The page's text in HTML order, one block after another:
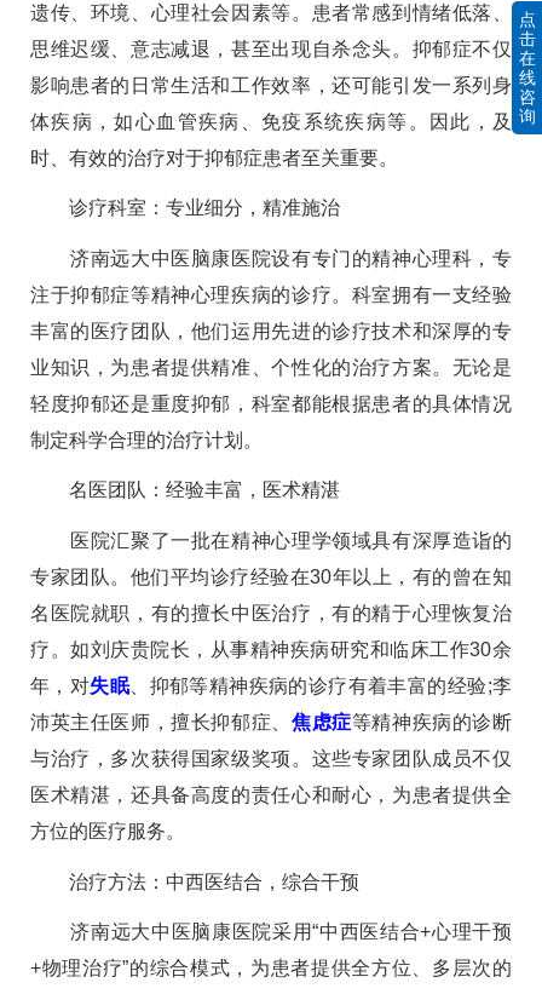
遗传、环境、心理社会因素等。患者常感到情绪低落、
思维迟缓、意志减退，甚至出现自杀念头。抑郁症不仅
影响患者的日常生活和工作效率，还可能引发一系列身
体疾病，如心血管疾病、免疫系统疾病等。因此，及
时、有效的治疗对于抑郁症患者至关重要。
诊疗科室：专业细分，精准施治
济南远大中医脑康医院设有专门的精神心理科，专
注于抑郁症等精神心理疾病的诊疗。科室拥有一支经验
丰富的医疗团队，他们运用先进的诊疗技术和深厚的专
业知识，为患者提供精准、个性化的治疗方案。无论是
轻度抑郁还是重度抑郁，科室都能根据患者的具体情况
制定科学合理的治疗计划。
名医团队：经验丰富，医术精湛
医院汇聚了一批在精神心理学领域具有深厚造诣的
专家团队。他们平均诊疗经验在30年以上，有的曾在知
名医院就职，有的擅长中医治疗，有的精于心理恢复治
疗。如刘庆贵院长，从事精神疾病研究和临床工作30余
年，对失眠、抑郁等精神疾病的诊疗有着丰富的经验;李
沛英主任医师，擅长抑郁症、 焦虑症等精神疾病的诊断
与治疗，多次获得国家级奖项。这些专家团队成员不仅
医术精湛，还具备高度的责任心和耐心，为患者提供全
方位的医疗服务。
治疗方法：中西医结合，综合干预
济南远大中医脑康医院采用“中西医结合+心理干预
+物理治疗”的综合模式，为患者提供全方位、多层次的
点
击
在
线
咨
询